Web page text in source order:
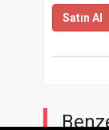
Satın Al